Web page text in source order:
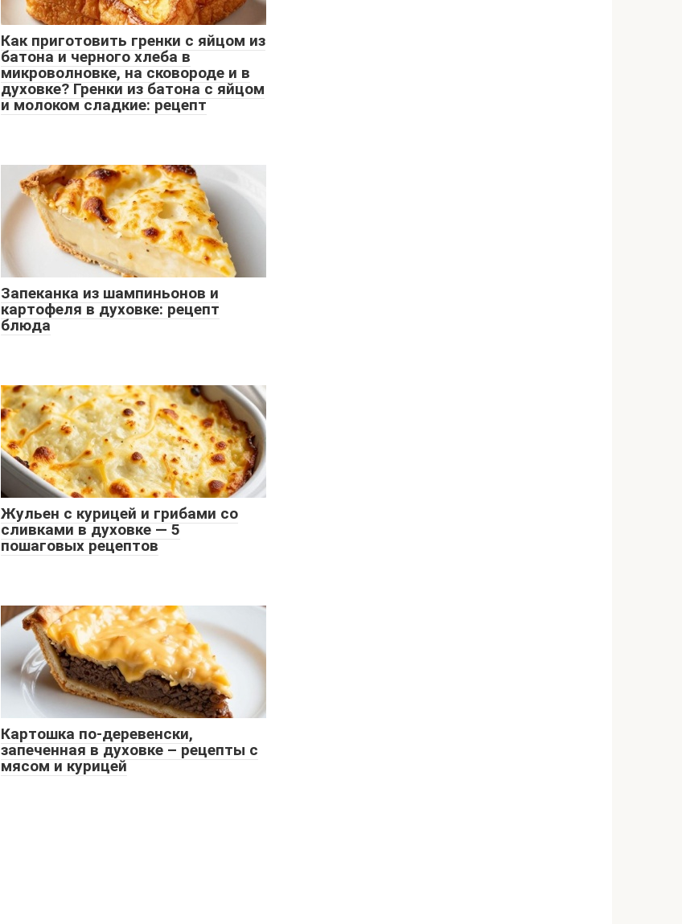
Как приготовить гренки с яйцом из
батона и черного хлеба в
микроволновке, на сковороде и в
духовке? Гренки из батона с яйцом
и молоком сладкие: рецепт
Запеканка из шампиньонов и
картофеля в духовке: рецепт
блюда
Жульен с курицей и грибами со
сливками в духовке — 5
пошаговых рецептов
Картошка по-деревенски,
запеченная в духовке – рецепты с
мясом и курицей